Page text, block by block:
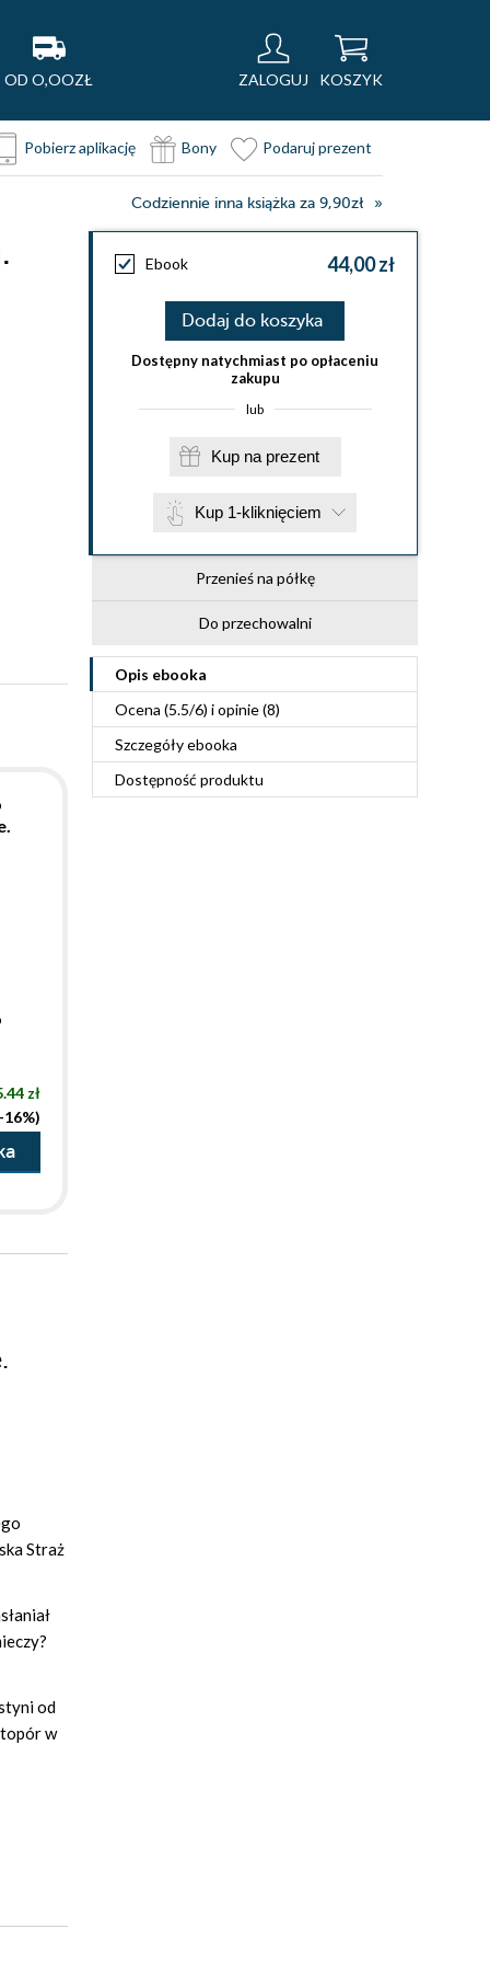
OD O,OOZŁ ZALOGUJ KOSZYK
Pobierz aplikację Bony Podaruj prezent
Codziennie inna książka za 9,90zł
Ebook 44,00 zł
Dodaj do koszyka
Dostępny natychmiast po opłaceniu
zakupu
lub
Kup na prezent
Kup 1-kliknięciem
Przenieś na półkę
Do przechowalni
Opis ebooka
Ocena (5.5/6) i opinie (8)
Szczegółyebooka
Dostępność produktu
zł
16%)
Straż
od
topór w